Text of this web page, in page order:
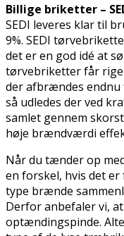
Billige briketter –
SEDI leveres klar til
9%. SEDI
det er en god idé at
tørvebriketter får
der afbrændes
så udledes der ved
samlet gennem
høje brændværdi
Når du tænder op
en forskel, hvis det
type brænde
Derfor anbefaler vi,
optændingspinde.